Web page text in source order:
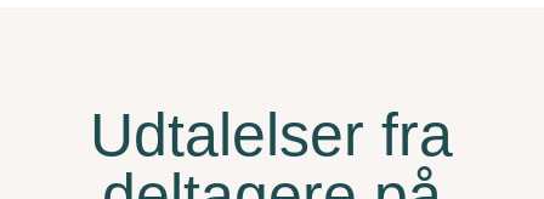
Udtalelser fra